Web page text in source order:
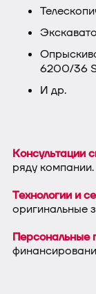
6200/36
И др.
Консультации
ряду компании.
Технологии и
оригинальные
Персональные